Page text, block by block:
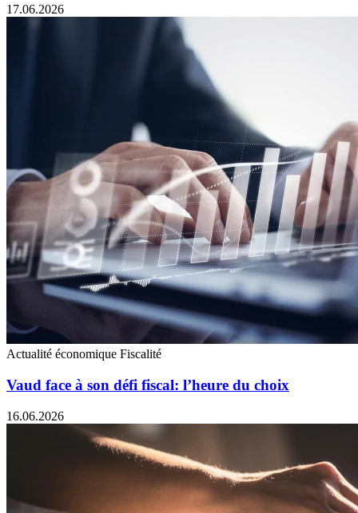
17.06.2026
Actualité économique Fiscalité
Vaud face à son défi fiscal: l’heure du choix
16.06.2026